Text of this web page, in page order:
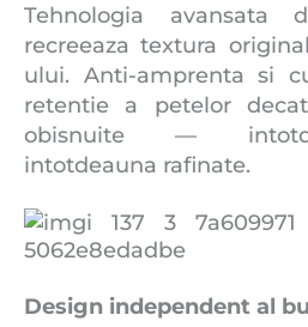
Tehnologia avansata
recreeaza textura
ului. Anti-amprenta si
retentie a petelor
obisnuite —
intotdeauna rafinate.
Design independent al